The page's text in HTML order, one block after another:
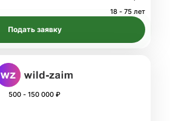
18 - 75 лет
Подать заявку
500 - 150 000 ₽